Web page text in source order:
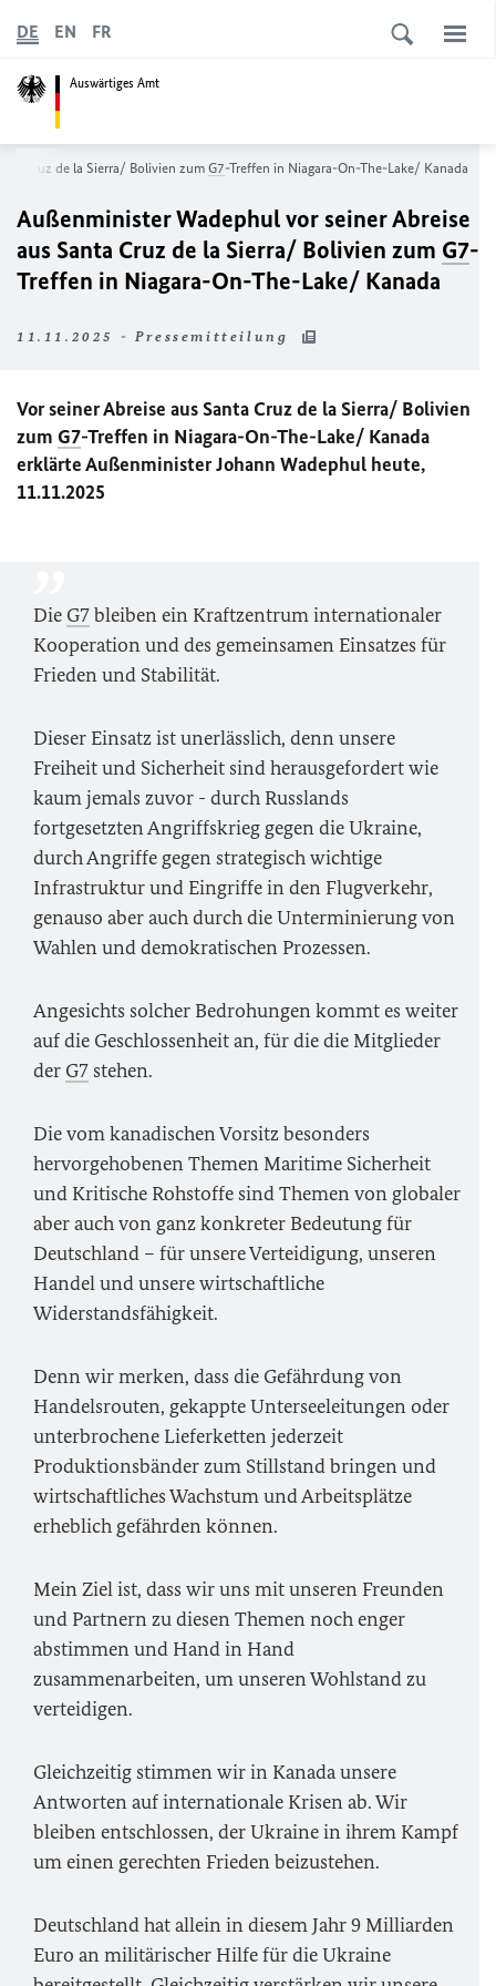
Auswärtiges Amt
DE EN FR
Cruz de la Sierra/ Bolivien zum G7-Treffen in Niagara-On-The-Lake/ Kanada
Außenminister Wadephul vor seiner Abreise
aus Santa Cruz de la Sierra/ Bolivien zum G7-
Treffen in Niagara-On-The-Lake/ Kanada
11.11.2025 - Pressemitteilung
Vor seiner Abreise aus Santa Cruz de la Sierra/ Bolivien
zum G7-Treffen in Niagara-On-The-Lake/ Kanada
erklärte Außenminister Johann Wadephul heute,
11.11.2025
Die G7bleiben ein Kraftzentrum internationaler
Kooperation und des gemeinsamen Einsatzes für
Frieden und Stabilität.
Dieser Einsatz ist unerlässlich, denn unsere
Freiheit und Sicherheit sind herausgefordert wie
kaum jemals zuvor - durch Russlands
fortgesetzten Angriffskrieg gegen die Ukraine,
durch Angriffe gegen strategisch wichtige
Infrastruktur und Eingriffe in den Flugverkehr,
genauso aber auch durch die Unterminierung von
Wahlen und demokratischen Prozessen.
Angesichts solcher Bedrohungen kommt es weiter
auf die Geschlossenheit an, für die die Mitglieder
der G7stehen.
Die vom kanadischen Vorsitz besonders
hervorgehobenen Themen Maritime Sicherheit
und Kritische Rohstoffe sind Themen von globaler
aber auch von ganz konkreter Bedeutung für
Deutschland – für unsere Verteidigung, unseren
Handel und unsere wirtschaftliche
Widerstandsfähigkeit.
Denn wir merken, dass die Gefährdung von
Handelsrouten, gekappte Unterseeleitungen oder
unterbrochene Lieferketten jederzeit
Produktionsbänder zum Stillstand bringen und
wirtschaftliches Wachstum und Arbeitsplätze
erheblich gefährden können.
Mein Ziel ist, dass wir uns mit unseren Freunden
und Partnern zu diesen Themen noch enger
abstimmen und Hand in Hand
zusammenarbeiten, um unseren Wohlstand zu
verteidigen.
Gleichzeitig stimmen wir in Kanada unsere
Antworten auf internationale Krisen ab. Wir
bleiben entschlossen, der Ukraine in ihrem Kampf
um einen gerechten Frieden beizustehen.
Deutschland hat allein in diesem Jahr 9 Milliarden
Euro an militärischer Hilfe für die Ukraine